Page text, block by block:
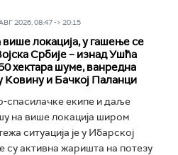
2026, 08:47 -> 20:15
локација, у гашење се
Србије – изнад Ушћа
хектара шуме, ванредна
Ковину и Бачкој Паланци
спасилачке екипе и даље
на више локација широм
ситуација је у Ибарској
су активна жаришта на потезу